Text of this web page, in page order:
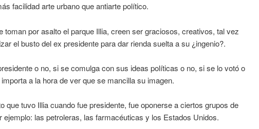
facilidad arte urbano que antiarte político.
toman por asalto el parque Illia, creen ser graciosos, creativos, tal vez
el busto del ex presidente para dar rienda suelta a su ¿ingenio?.
o no, si se comulga con sus ideas políticas o no, si se lo votó o
a la hora de ver que se mancilla su imagen.
que tuvo Illia cuando fue presidente, fue oponerse a ciertos grupos de
ejemplo: las petroleras, las farmacéuticas y los Estados Unidos.